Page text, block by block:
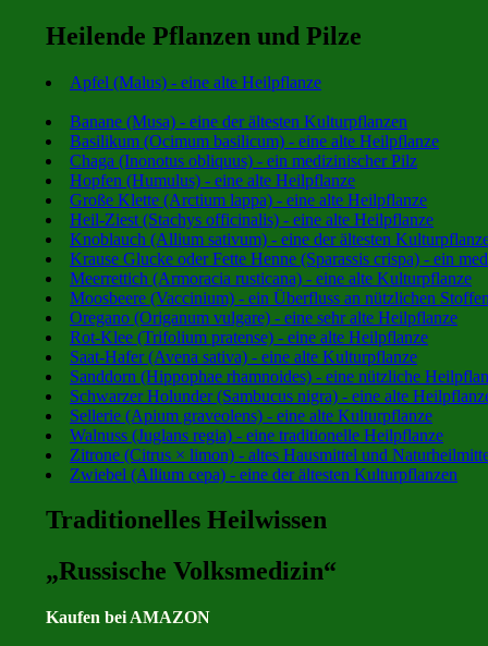
Heilende Pflanzen und Pilze
Apfel (Malus) - eine alte Heilpflanze
Banane (Musa) - eine der ältesten Kulturpflanzen
Basilikum (Ocimum basilicum) - eine alte Heilpflanze
Chaga (Inonotus obliquus) - ein medizinischer Pilz
Hopfen (Humulus) - eine alte Heilpflanze
Große Klette (Arctium lappa) - eine alte Heilpflanze
Heil-Ziest (Stachys officinalis) - eine alte Heilpflanze
Knoblauch (Allium sativum) - eine der ältesten
Krause Glucke oder Fette Henne (Sparassis crispa) - ein
Meerrettich (Armoracia rusticana) - eine alte Kulturpflanze
Moosbeere (Vaccinium) - ein Überfluss an nützlichen Stoffen
Oregano (Origanum vulgare) - eine sehr alte Heilpflanze
Rot-Klee (Trifolium pratense) - eine alte Heilpflanze
Saat-Hafer (Avena sativa) - eine alte Kulturpflanze
Sanddorn (Hippophae rhamnoides) - eine nützliche
Schwarzer Holunder (Sambucus nigra) - eine alte
Sellerie (Apium graveolens) - eine alte Kulturpflanze
Walnuss (Juglans regia) - eine traditionelle Heilpflanze
Zitrone (Citrus × limon) - altes Hausmittel und
Zwiebel (Allium cepa) - eine der ältesten Kulturpflanzen
Traditionelles Heilwissen
„Russische Volksmedizin“
Kaufen bei AMAZON